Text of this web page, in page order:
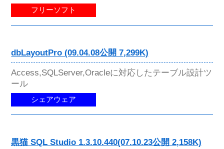
フリーソフト
dbLayoutPro (09.04.08公開 7,299K)
Access,SQLServer,Oracleに対応したテーブル設計ツ
ール
シェアウェア
黒猫 SQL Studio 1.3.10.440(07.10.23公開 2,158K)